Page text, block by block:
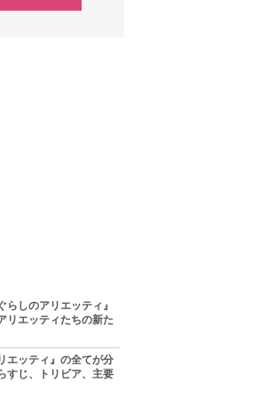
らしのアリエッティ』
リエッティたちの新た
は治る？
エッティ』の全てが分
すじ、トリビア、主要